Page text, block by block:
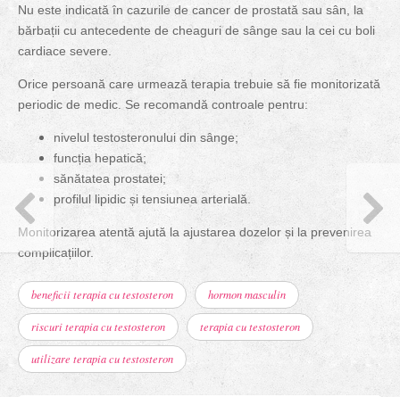
Nu este indicată în cazurile de cancer de prostată sau sân, la
bărbații cu antecedente de cheaguri de sânge sau la cei cu boli
cardiace severe.
Orice persoană care urmează terapia trebuie să fie monitorizată
periodic de medic. Se recomandă controale pentru:
nivelul testosteronului din sânge;
funcția hepatică;
sănătatea prostatei;
profilul lipidic și tensiunea arterială.
Monitorizarea atentă ajută la ajustarea dozelor și la prevenirea
complicațiilor.
beneficii terapia cu testosteron hormon masculin
riscuri terapia cu testosteron terapia cu testosteron
utilizare terapia cu testosteron